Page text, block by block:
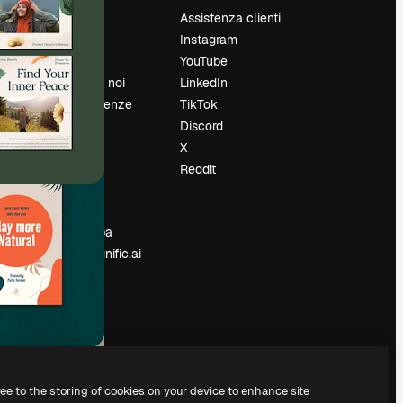
Prezzi
Chi siamo
Recensioni
Lavora con noi
Cerca tendenze
Blog
Eventi
Vendi i tuoi
contenuti
Sala stampa
Cerchi magnific.ai
Assistenza clienti
Instagram
YouTube
LinkedIn
TikTok
Discord
X
Reddit
to the storing of cookies on your device to enhance site